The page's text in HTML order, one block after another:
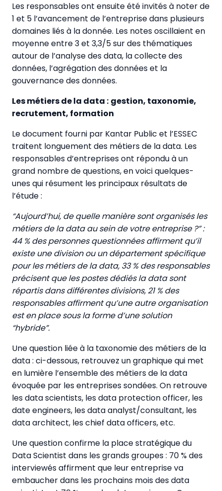
Les responsables ont ensuite été invités à noter de
1 et 5 l’avancement de l’entreprise dans plusieurs
domaines liés à la donnée. Les notes oscillaient en
moyenne entre 3 et 3,3/5 sur des thématiques
autour de l’analyse des data, la collecte des
données, l’agrégation des données et la
gouvernance des données.
Les métiers de la data : gestion, taxonomie,
recrutement, formation
Le document fourni par Kantar Public et l’ESSEC
traitent longuement des métiers de la data. Les
responsables d’entreprises ont répondu à un
grand nombre de questions, en voici quelques-
unes qui résument les principaux résultats de
l’étude :
“Aujourd’hui, de quelle manière sont organisés les
métiers de la data au sein de votre entreprise ?” :
44 % des personnes questionnées affirment qu’il
existe une division ou un département spécifique
pour les métiers de la data, 33 % des responsables
précisent que les postes dédiés la data sont
répartis dans différentes divisions, 21 % des
responsables affirment qu’une autre organisation
est en place sous la forme d’une solution
“hybride”.
Une question liée à la taxonomie des métiers de la
data : ci-dessous, retrouvez un graphique qui met
en lumière l’ensemble des métiers de la data
évoquée par les entreprises sondées. On retrouve
les data scientists, les data protection officer, les
date engineers, les data analyst/consultant, les
data architect, les chief data officers, etc.
Une question confirme la place stratégique du
Data Scientist dans les grands groupes : 70 % des
interviewés affirment que leur entreprise va
embaucher dans les prochains mois des data